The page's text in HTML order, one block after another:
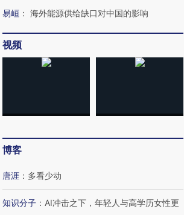
易峘 ： 海外能源供给缺口对中国的影响
视频
博客
唐涯 ： 多看少动
知识分子 ： AI冲击之下，年轻人与高学历女性更